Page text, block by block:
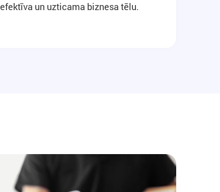
efektīva un uzticama biznesa tēlu.